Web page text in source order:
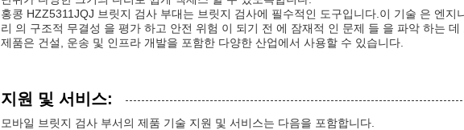
홍콩 HZZ5311JQJ 브릿지 검사 부대는 브릿지 검사에 필수적인 도구입니다.이 기술 은 엔지
리 의 구조적 무결성 을 평가 하고 안전 위험 이 되기 전 에 잠재적 인 문제 들 을 파악 하는 데
제품은 건설, 운송 및 인프라 개발을 포함한 다양한 산업에서 사용할 수 있습니다.
지원 및 서비스:
모바일 브릿지 검사 부서의 제품 기술 지원 및 서비스는 다음을 포함합니다.